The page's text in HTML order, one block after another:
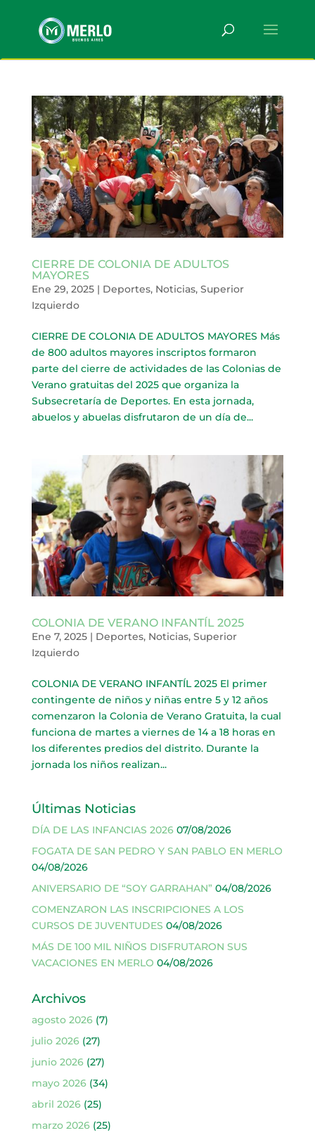
CIERRE DE COLONIA DE ADULTOS
MAYORES
Ene 29, 2025| Deportes, Noticias, Superior
Izquierdo
CIERRE DE COLONIA DE ADULTOS MAYORES Más
de 800 adultos mayores inscriptos formaron
parte del cierre de actividades de las Colonias de
Verano gratuitas del 2025 que organiza la
Subsecretaría de Deportes. En esta jornada,
abuelos y abuelas disfrutaron de un día de...
COLONIA DE VERANO INFANTÍL 2025
Ene 7, 2025| Deportes, Noticias, Superior
Izquierdo
COLONIA DE VERANO INFANTÍL 2025 El primer
contingente de niños y niñas entre 5 y 12 años
comenzaron la Colonia de Verano Gratuita, la cual
funciona de martes a viernes de 14 a 18 horas en
los diferentes predios del distrito. Durante la
jornada los niños realizan...
Últimas Noticias
DÍA DE LAS INFANCIAS 2026 07/08/2026
FOGATA DE SAN PEDRO Y SAN PABLO EN MERLO
04/08/2026
ANIVERSARIO DE “SOY GARRAHAN” 04/08/2026
COMENZARON LAS INSCRIPCIONES A LOS
CURSOS DE JUVENTUDES 04/08/2026
MÁS DE 100 MIL NIÑOS DISFRUTARON SUS
VACACIONES EN MERLO 04/08/2026
Archivos
agosto 2026(7)
julio 2026(27)
junio 2026(27)
mayo 2026(34)
abril 2026(25)
marzo 2026(25)